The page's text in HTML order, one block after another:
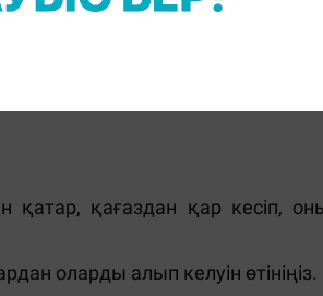
әуен қосып, шыршаны айналып
Осыған орай, қойылымға жақсы
қатар, қағаздан қар кесіп,
оларды алып келуін өтініңіз.